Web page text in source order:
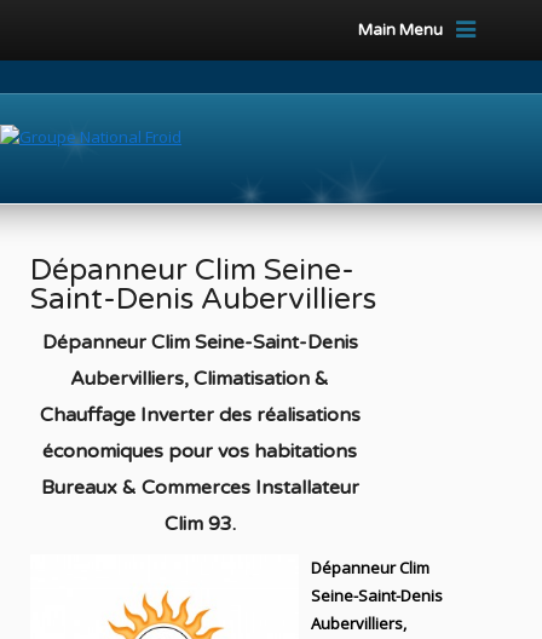
Main Menu
Dépanneur Clim Seine-
Saint-Denis Aubervilliers
Dépanneur Clim Seine-Saint-Denis
Aubervilliers, Climatisation &
Chauffage Inverter des réalisations
économiques pour vos habitations
Bureaux & Commerces Installateur
Clim 93.
Dépanneur Clim
Seine-Saint-Denis
Aubervilliers,